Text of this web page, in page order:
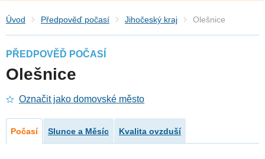
Úvod Předpověď počasí Jihočeský kraj Olešnice
PŘEDPOVĚĎ POČASÍ
Olešnice
Označit jako domovské město
Počasí Slunce a Měsíc Kvalita ovzduší